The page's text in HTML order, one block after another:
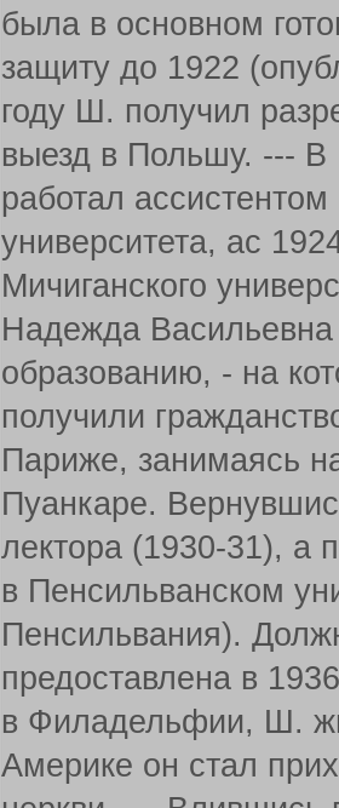
была в основном
защиту до 1922
году Ш. получил
выезд в Польшу. ---
работал
университета, ас
Мичиганского
Надежда
образованию, - на
получили
Париже, занимаясь
Пуанкаре.
лектора (1930-31), а
в Пенсильванском
Пенсильвания).
предоставлена в
в Филадельфии, Ш.
Америке он стал